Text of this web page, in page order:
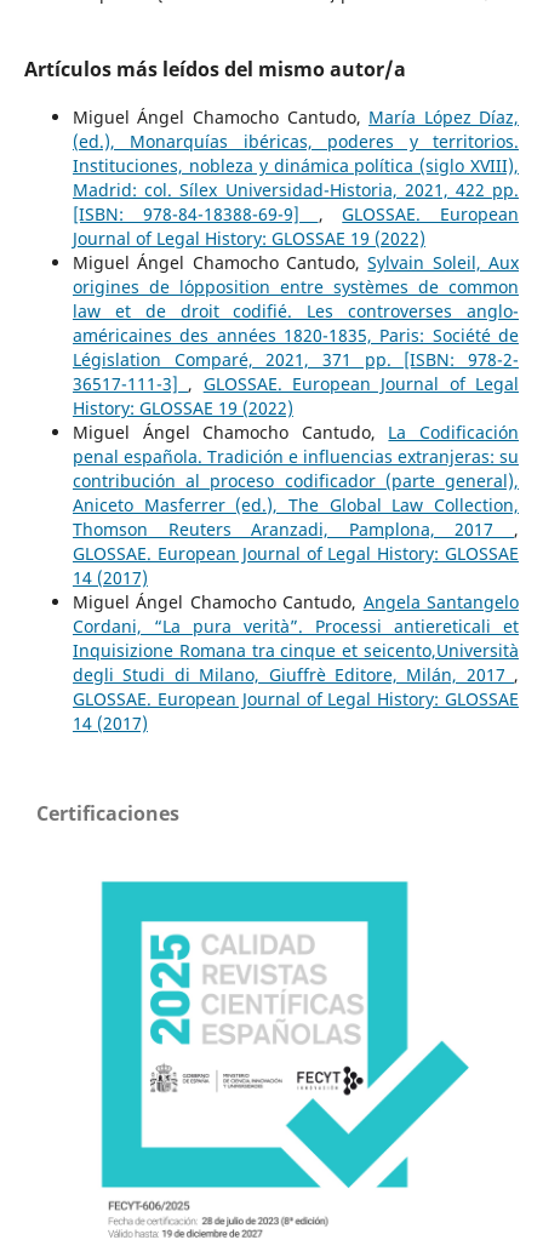
Artículos más leídos del mismo autor/a
Miguel Ángel Chamocho Cantudo, María López Díaz,
(ed.), Monarquías ibéricas, poderes y territorios.
Instituciones, nobleza y dinámica política (siglo XVIII),
Madrid: col. Sílex Universidad-Historia, 2021, 422 pp.
[ISBN: 978-84-18388-69-9] ,GLOSSAE. European
Journal of Legal History: GLOSSAE 19 (2022)
Miguel Ángel Chamocho Cantudo,Sylvain Soleil, Aux
origines de l´opposition entre systèmes de common
law et de droit codifié. Les controverses anglo-
américaines des années 1820-1835, Paris: Société de
Législation Comparé, 2021, 371 pp. [ISBN: 978-2-
36517-111-3] , GLOSSAE. European Journal of Legal
History: GLOSSAE 19 (2022)
Miguel Ángel Chamocho Cantudo, La Codificación
penal española. Tradición e influencias extranjeras: su
contribución al proceso codificador (parte general),
Aniceto Masferrer (ed.), The Global Law Collection,
Thomson Reuters Aranzadi, Pamplona, 2017 ,
GLOSSAE. European Journal of Legal History: GLOSSAE
14 (2017)
Miguel Ángel Chamocho Cantudo, Angela Santangelo
Cordani, “La pura verità”. Processi antiereticali et
Inquisizione Romana tra cinque et seicento,Università
degli Studi di Milano, Giuffrè Editore, Milán, 2017 ,
GLOSSAE. European Journal of Legal History: GLOSSAE
14 (2017)
Certificaciones